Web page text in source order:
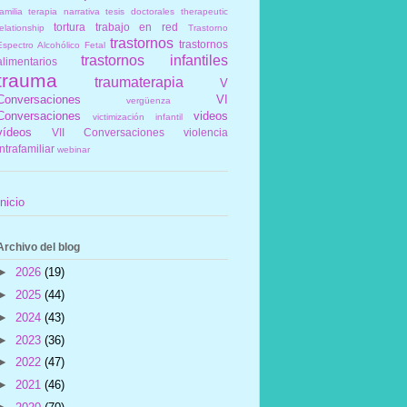
terapia narrativa tesis doctorales
therapeutic
tortura trabajo en red
Trastorno
Alcohólico Fetal trastornos trastornos
trastornos infantiles
traumaterapia
V
vergüenza
VI
victimización infantil
videos
VII Conversaciones
violencia
webinar
del blog
2026 (19)
2025 (44)
2024 (43)
2023 (36)
2022 (47)
2021 (46)